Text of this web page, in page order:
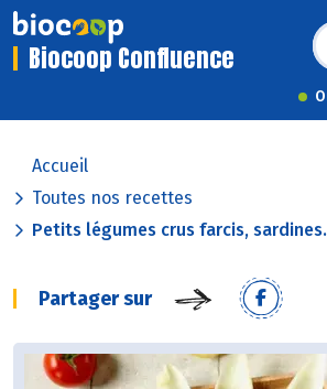
Biocoop Confluence
Accueil
Toutes nos recettes
Petits légumes crus farcis,
Partager sur